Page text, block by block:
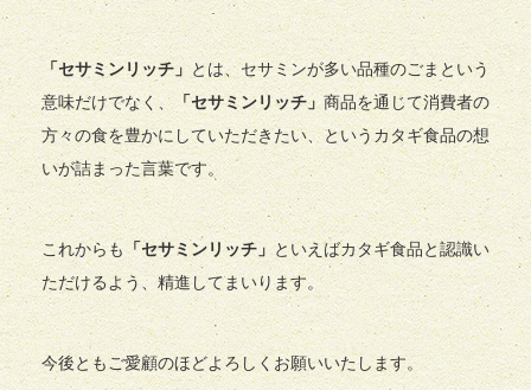
「セサミンリッチ」とは、セサミンが多い品種のごまという
意味だけでなく、「セサミンリッチ」商品を通じて消費者の
方々の食を豊かにしていただきたい、というカタギ食品の想
いが詰まった言葉です。
これからも「セサミンリッチ」といえばカタギ食品と認識い
ただけるよう、精進してまいります。
今後ともご愛顧のほどよろしくお願いいたします。